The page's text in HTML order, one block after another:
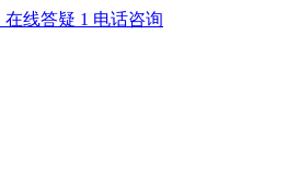
在线答疑 1 电话咨询